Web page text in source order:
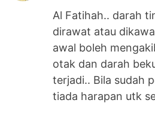
Al Fatihah.. darah
dirawat atau
awal boleh
otak dan darah
terjadi.. Bila sudah
tiada harapan utk